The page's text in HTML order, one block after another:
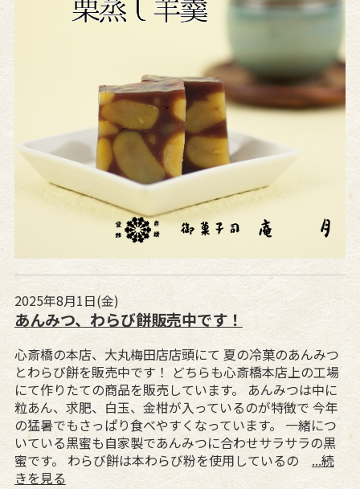
2025年8月1日(金)
あんみつ、わらび餅販売中です！
心斎橋の本店、大丸梅田店店頭にて 夏の冷菓のあんみつ
とわらび餅を販売中です！ どちらも心斎橋本店上の工場
にて作りたての商品を販売しています。 あんみつは中に
粒あん、求肥、白玉、金柑が入っているのが特徴で 今年
の猛暑でもさっぱり食べやすくなっています。 一緒につ
いている黒蜜も自家製であんみつに合わせサラサラの黒
蜜です。 わらび餅は本わらび粉を使用しているの ...続
きを見る